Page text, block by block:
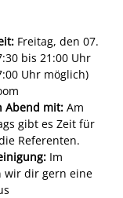
Freitag, den 07.
bis 21:00 Uhr
Uhr möglich)
Abend mit: Am
gibt es Zeit für
Referenten.
Im
wir dir gern eine